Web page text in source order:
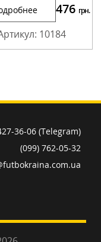
476 грн.
10184
36-06 (Telegram)
(099) 762-05-32